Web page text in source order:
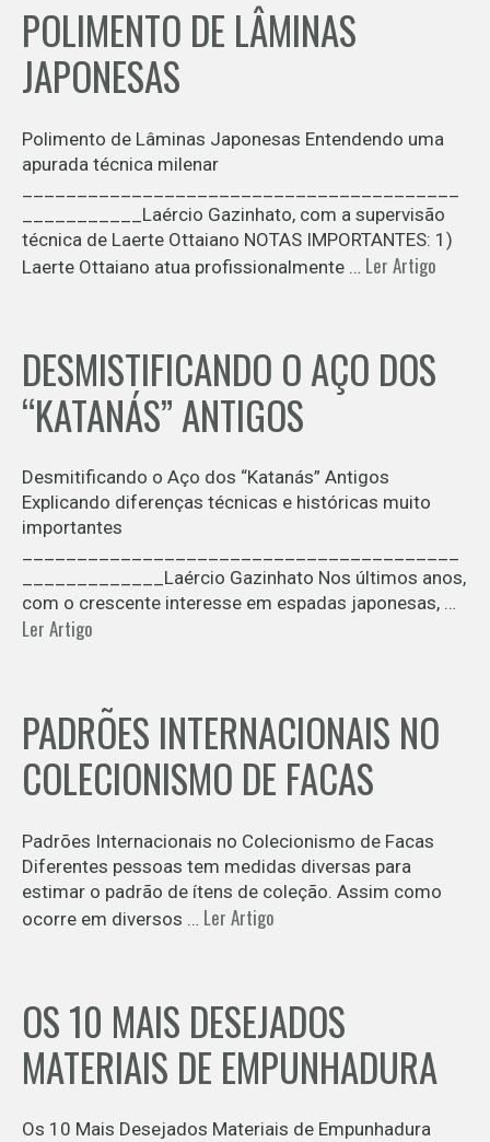
POLIMENTO DE LÂMINAS
JAPONESAS
Polimento de Lâminas Japonesas Entendendo uma
apurada técnica milenar
___________Laércio Gazinhato, com a supervisão
técnica de Laerte Ottaiano NOTAS IMPORTANTES: 1)
Laerte Ottaiano atua profissionalmente … Ler Artigo
DESMISTIFICANDO O AÇO DOS
“KATANÁS” ANTIGOS
Desmitificando o Aço dos “Katanás” Antigos
Explicando diferenças técnicas e históricas muito
importantes
_____________Laércio Gazinhato Nos últimos anos,
com o crescente interesse em espadas japonesas, …
Ler Artigo
PADRÕES INTERNACIONAIS NO
COLECIONISMO DE FACAS
Padrões Internacionais no Colecionismo de Facas
Diferentes pessoas tem medidas diversas para
estimar o padrão de ítens de coleção. Assim como
ocorre em diversos … Ler Artigo
OS 10 MAIS DESEJADOS
MATERIAIS DE EMPUNHADURA
Os 10 Mais Desejados Materiais de Empunhadura